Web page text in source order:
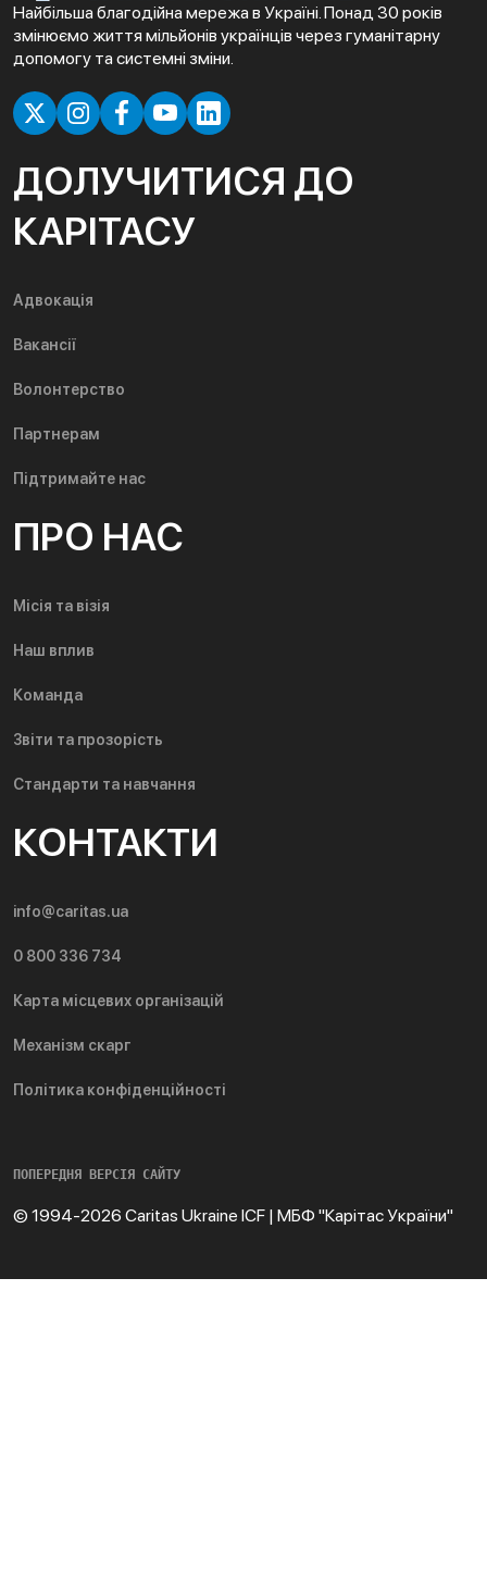
Найбільша благодійна мережа в Україні. Понад 30 років
змінюємо життя мільйонів українців через гуманітарну
допомогу та системні зміни.
ДОЛУЧИТИСЯ ДО
КАРІТАСУ
Адвокація
Вакансії
Волонтерство
Партнерам
Підтримайте нас
ПРО НАС
Місія та візія
Наш вплив
Команда
Звіти та прозорість
Стандарти та навчання
КОНТАКТИ
info@caritas.ua
0 800 336 734
Карта місцевих організацій
Механізм скарг
Політика конфіденційності
ПОПЕРЕДНЯ ВЕРСІЯ САЙТУ
© 1994-2026 Caritas Ukraine ICF | МБФ "Карітас України"